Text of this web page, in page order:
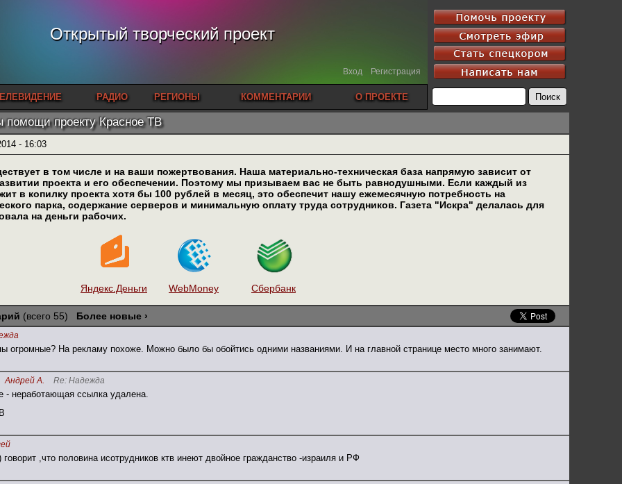
Открытый творческий проект
Вход Регистрация
РАДИО РЕГИОНЫ КОММЕНТАРИИ О ПРОЕКТЕ
проекту Красное ТВ
- 16:03
в том числе и на ваши пожертвования. Наша материально-техническая база напрямую зависит от
проекта и его обеспечении. Поэтому мы призываем вас не быть равнодушными. Если каждый из
в копилку проекта хотя бы 100 рублей в месяц, это обеспечит нашу ежемесячную потребность на
парка, содержание серверов и минимальную оплату труда сотрудников. Газета "Искра" делалась для
на деньги рабочих.
Яндекс.Деньги WebMoney Сбербанк
(всего 55) Более новые ›
огромные? На рекламу похоже. Можно было бы обойтись одними названиями. И на главной странице место много занимают.
Андрей А. Re: Надежда
- неработающая ссылка удалена.
,что половина исотрудников ктв инеют двойное гражданство -израиля и РФ